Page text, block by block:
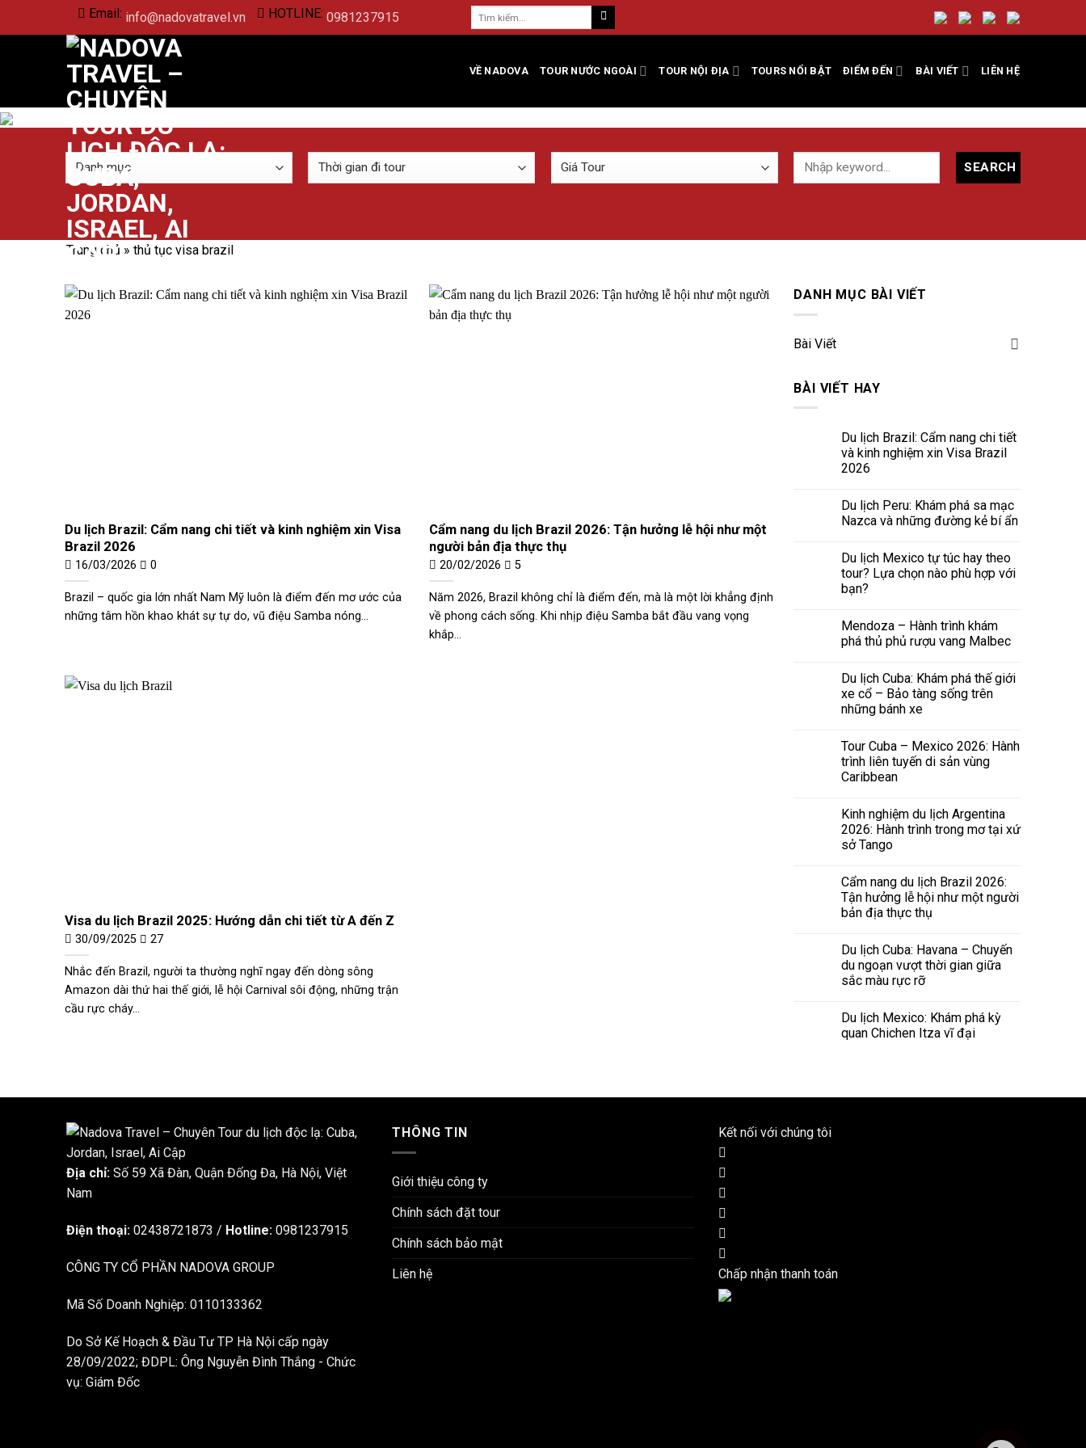
Email: info@nadovatravel.vn HOTLINE: 0981237915
VỀ NADOVA TOUR NƯỚC NGOÀI TOUR NỘI ĐỊA TOURS NỔI BẬT ĐIỂM ĐẾN BÀI VIẾT LIÊN HỆ
SEARCH
Trang chủ » thủ tục visa brazil
Du lịch Brazil: Cẩm nang chi tiết và kinh nghiệm xin Visa
Brazil 2026
16/03/2026 0
Brazil – quốc gia lớn nhất Nam Mỹ luôn là điểm đến mơ ước của
những tâm hồn khao khát sự tự do, vũ điệu Samba nóng...
Cẩm nang du lịch Brazil 2026: Tận hưởng lễ hội như một
người bản địa thực thụ
20/02/2026 5
Năm 2026, Brazil không chỉ là điểm đến, mà là một lời khẳng định
về phong cách sống. Khi nhịp điệu Samba bắt đầu vang vọng
khắp...
Visa du lịch Brazil 2025: Hướng dẫn chi tiết từ A đến Z
30/09/2025 27
Nhắc đến Brazil, người ta thường nghĩ ngay đến dòng sông
Amazon dài thứ hai thế giới, lễ hội Carnival sôi động, những trận
cầu rực cháy...
DANH MỤC BÀI VIẾT
Bài Viết
BÀI VIẾT HAY
Du lịch Brazil: Cẩm nang chi tiết
và kinh nghiệm xin Visa Brazil
2026
Du lịch Peru: Khám phá sa mạc
Nazca và những đường kẻ bí ẩn
Du lịch Mexico tự túc hay theo
tour? Lựa chọn nào phù hợp với
bạn?
Mendoza – Hành trình khám
phá thủ phủ rượu vang Malbec
Du lịch Cuba: Khám phá thế giới
xe cổ – Bảo tàng sống trên
những bánh xe
Tour Cuba – Mexico 2026: Hành
trình liên tuyến di sản vùng
Caribbean
Kinh nghiệm du lịch Argentina
2026: Hành trình trong mơ tại xứ
sở Tango
Cẩm nang du lịch Brazil 2026:
Tận hưởng lễ hội như một người
bản địa thực thụ
Du lịch Cuba: Havana – Chuyến
du ngoạn vượt thời gian giữa
sắc màu rực rỡ
Du lịch Mexico: Khám phá kỳ
quan Chichen Itza vĩ đại
Địa chỉ: Số 59 Xã Đàn, Quận Đống Đa, ​​Hà Nội, Việt
Nam
Điện thoại: 02438721873 / Hotline: 0981237915
CÔNG TY CỔ PHẦN NADOVA GROUP
Mã Số Doanh Nghiệp: 0110133362
Do Sở Kế Hoạch & Đầu Tư TP Hà Nội cấp ngày
28/09/2022; ĐDPL: Ông Nguyễn Đình Thắng - Chức
vụ: Giám Đốc
THÔNG TIN
Giới thiệu công ty
Chính sách đặt tour
Chính sách bảo mật
Liên hệ
Kết nối với chúng tôi
Chấp nhận thanh toán